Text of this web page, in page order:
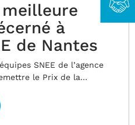
à
de Nantes
SNEE de l’agence
le Prix de la…